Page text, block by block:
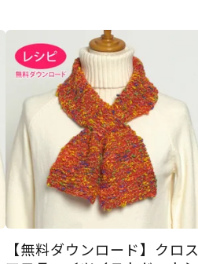
【無料ダウンロード】クロス